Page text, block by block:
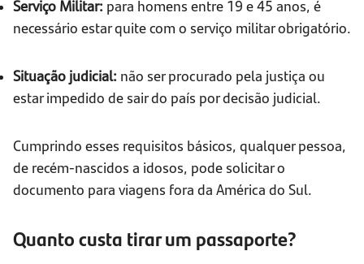
Serviço Militar: para homens entre 19 e 45 anos, é
necessário estar quite com o serviço militar obrigatório.
Situação judicial: não ser procurado pela justiça ou
estar impedido de sair do país por decisão judicial.
Cumprindo esses requisitos básicos, qualquer pessoa,
de recém-nascidos a idosos, pode solicitar o
documento para viagens fora da América do Sul.
Quanto custa tirar um passaporte?